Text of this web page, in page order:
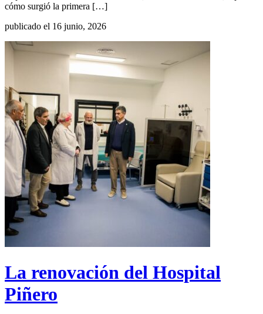
cómo surgió la primera […]
publicado el 16 junio, 2026
La renovación del Hospital
Piñero